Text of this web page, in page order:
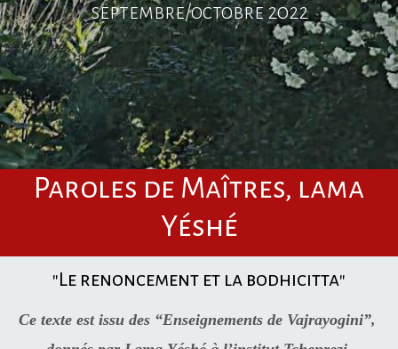
septembre/octobre 2022
Paroles de Maîtres, lama
Yéshé
"Le renoncement et la bodhicitta"
Ce texte est issu des “Enseignements de Vajrayogini”,